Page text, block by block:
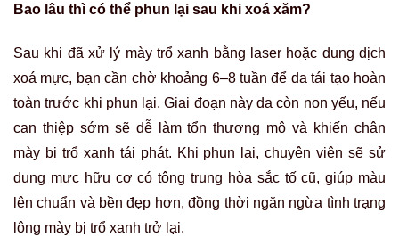
Bao lâu thì có thể phun lại sau khi xoá xăm?
Sau khi đã xử lý mày trổ xanh bằng laser hoặc dung dịch
xoá mực, bạn cần chờ khoảng 6–8 tuần để da tái tạo hoàn
toàn trước khi phun lại. Giai đoạn này da còn non yếu, nếu
can thiệp sớm sẽ dễ làm tổn thương mô và khiến chân
mày bị trổ xanh tái phát. Khi phun lại, chuyên viên sẽ sử
dụng mực hữu cơ có tông trung hòa sắc tố cũ, giúp màu
lên chuẩn và bền đẹp hơn, đồng thời ngăn ngừa tình trạng
lông mày bị trổ xanh trở lại.